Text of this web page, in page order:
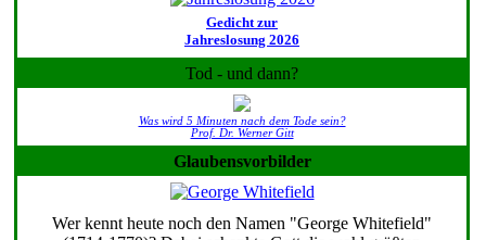
Gedicht zur
Jahreslosung 2026
Tod - und dann?
Was wird 5 Minuten nach dem Tode sein?
Prof. Dr. Werner Gitt
Glaubensvorbilder
Wer kennt heute noch den Namen "George Whitefield"